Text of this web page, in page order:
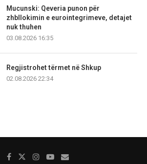
Mucunski: Qeveria punon për
zhbllokimin e eurointegrimeve, detajet
nuk thuhen
03.08.2026 16:35
Regjistrohet tërmet në Shkup
02.08.2026 22:34